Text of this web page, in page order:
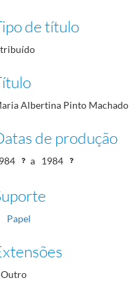
05-12
de título
Albertina Pinto Machado
de produção
a 1984
Papel
Outro